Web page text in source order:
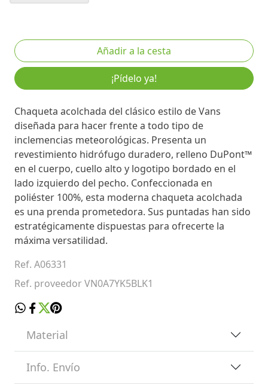
¡Pídelo ya!
Chaqueta acolchada del clásico estilo de Vans
diseñada para hacer frente a todo tipo de
inclemencias meteorológicas. Presenta un
revestimiento hidrófugo duradero, relleno DuPont™
en el cuerpo, cuello alto y logotipo bordado en el
lado izquierdo del pecho. Confeccionada en
poliéster 100%, esta moderna chaqueta acolchada
es una prenda prometedora. Sus puntadas han sido
estratégicamente dispuestas para ofrecerte la
máxima versatilidad.
Ref. A06331
Ref. proveedor VN0A7YK5BLK1
Material
Info. Envío